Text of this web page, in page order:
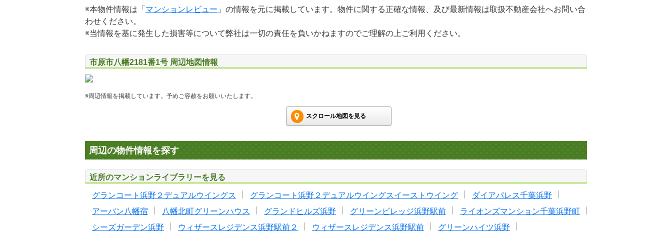
※本物件情報は「 マンションレビュー 」の情報を元に掲載しています。物件に関する正確な情報、及び最新情報は取扱不動産会社へお問い合
わせください。
※当情報を基に発生した損害等について弊社は一切の責任を負いかねますのでご理解の上ご利用ください。
市原市八幡2181番1号 周辺地図情報
※周辺情報を掲載しています。予めご容赦をお願いいたします。
スクロール地図を見る
周辺の物件情報を探す
近所のマンションライブラリーを見る
グランコート浜野２デュアルウイングス グランコート浜野２デュアルウイングスイーストウイング
ダイアパレス千葉浜野
アーバン八幡宿
八幡北町グリーンハウス グランドヒルズ浜野 グリーンビレッジ浜野駅前
ライオンズマンション千葉浜野町
シーズガーデン浜野
ウィザースレジデンス浜野駅前２ ウィザースレジデンス浜野駅前
グリーンハイツ浜野